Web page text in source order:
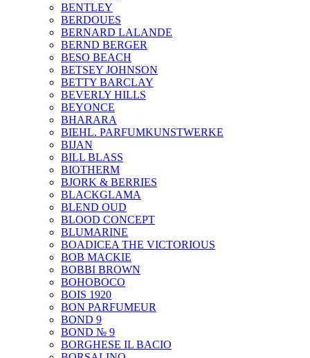
BENTLEY
BERDOUES
BERNARD LALANDE
BERND BERGER
BESO BEACH
BETSEY JOHNSON
BETTY BARCLAY
BEVERLY HILLS
BEYONCE
BHARARA
BIEHL. PARFUMKUNSTWERKE
BIJAN
BILL BLASS
BIOTHERM
BJORK & BERRIES
BLACKGLAMA
BLEND OUD
BLOOD CONCEPT
BLUMARINE
BOADICEA THE VICTORIOUS
BOB MACKIE
BOBBI BROWN
BOHOBOCO
BOIS 1920
BON PARFUMEUR
BOND 9
BOND № 9
BORGHESE IL BACIO